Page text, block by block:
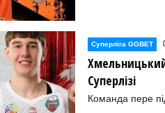
Суперліга GGBET
Суперлізі
Команда пере